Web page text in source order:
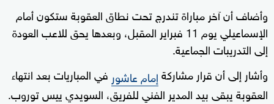
وأضاف أن آخر مباراة تندرج تحت نطاق العقوبة ستكون أمام
الإسماعيلي يوم 11 فبراير المقبل، وبعدها يحق للاعب العودة
إلى التدريبات الجماعية.
وأشار إلى أن قرار مشاركةإمام عاشور في المباريات بعد انتهاء
العقوبة يبقى بيد المدير الفني للفريق، السويدي ييس توروب.